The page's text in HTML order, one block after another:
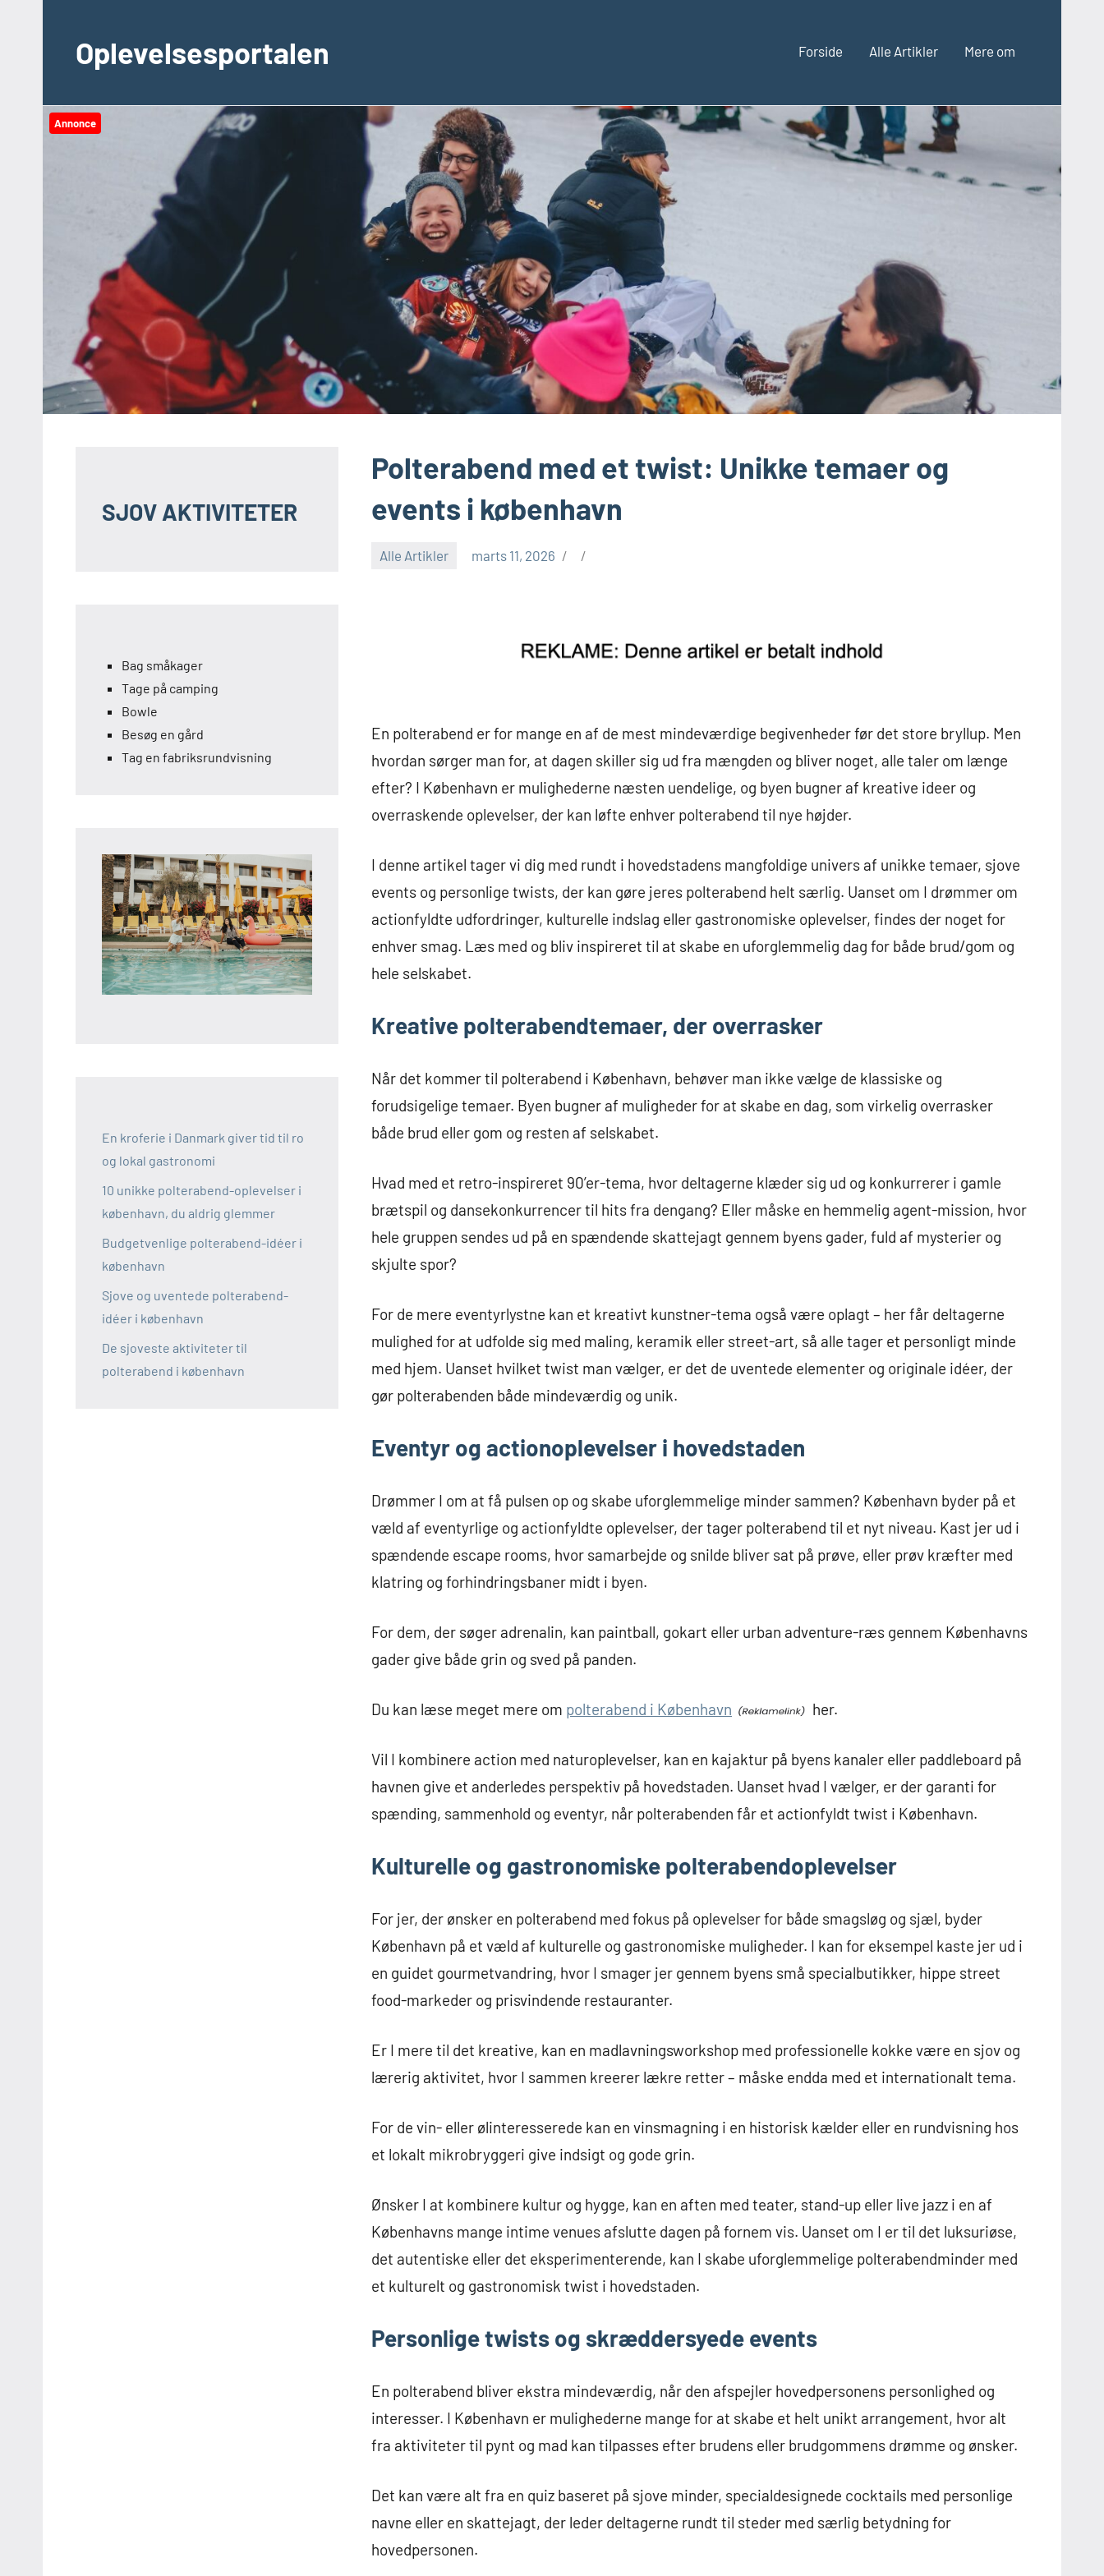
indholdOplevelsesportalen Forside Alle Artikler Mere om
Annonce
Polterabend med et twist: Unikke temaer og
events i københavn
Alle Artikler marts 11, 2026
En polterabend er for mange en af de mest mindeværdige begivenheder før det store bryllup. Men
hvordan sørger man for, at dagen skiller sig ud fra mængden og bliver noget, alle taler om længe
efter? I København er mulighederne næsten uendelige, og byen bugner af kreative ideer og
overraskende oplevelser, der kan løfte enhver polterabend til nye højder.
I denne artikel tager vi dig med rundt i hovedstadens mangfoldige univers af unikke temaer, sjove
events og personlige twists, der kan gøre jeres polterabend helt særlig. Uanset om I drømmer om
actionfyldte udfordringer, kulturelle indslag eller gastronomiske oplevelser, findes der noget for
enhver smag. Læs med og bliv inspireret til at skabe en uforglemmelig dag for både brud/gom og
hele selskabet.
Kreative polterabendtemaer, der overrasker
Når det kommer til polterabend i København, behøver man ikke vælge de klassiske og
forudsigelige temaer. Byen bugner af muligheder for at skabe en dag, som virkelig overrasker
både brud eller gom og resten af selskabet.
Hvad med et retro-inspireret 90’er-tema, hvor deltagerne klæder sig ud og konkurrerer i gamle
brætspil og dansekonkurrencer til hits fra dengang? Eller måske en hemmelig agent-mission, hvor
hele gruppen sendes ud på en spændende skattejagt gennem byens gader, fuld af mysterier og
skjulte spor?
For de mere eventyrlystne kan et kreativt kunstner-tema også være oplagt – her får deltagerne
mulighed for at udfolde sig med maling, keramik eller street-art, så alle tager et personligt minde
med hjem. Uanset hvilket twist man vælger, er det de uventede elementer og originale idéer, der
gør polterabenden både mindeværdig og unik.
Eventyr og actionoplevelser i hovedstaden
Drømmer I om at få pulsen op og skabe uforglemmelige minder sammen? København byder på et
væld af eventyrlige og actionfyldte oplevelser, der tager polterabend til et nyt niveau. Kast jer ud i
spændende escape rooms, hvor samarbejde og snilde bliver sat på prøve, eller prøv kræfter med
klatring og forhindringsbaner midt i byen.
For dem, der søger adrenalin, kan paintball, gokart eller urban adventure-ræs gennem Københavns
gader give både grin og sved på panden.
Du kan læse meget mere om polterabend i København her.
Vil I kombinere action med naturoplevelser, kan en kajaktur på byens kanaler eller paddleboard på
havnen give et anderledes perspektiv på hovedstaden. Uanset hvad I vælger, er der garanti for
spænding, sammenhold og eventyr, når polterabenden får et actionfyldt twist i København.
Kulturelle og gastronomiske polterabendoplevelser
For jer, der ønsker en polterabend med fokus på oplevelser for både smagsløg og sjæl, byder
København på et væld af kulturelle og gastronomiske muligheder. I kan for eksempel kaste jer ud i
en guidet gourmetvandring, hvor I smager jer gennem byens små specialbutikker, hippe street
food-markeder og prisvindende restauranter.
Er I mere til det kreative, kan en madlavningsworkshop med professionelle kokke være en sjov og
lærerig aktivitet, hvor I sammen kreerer lækre retter – måske endda med et internationalt tema.
For de vin- eller ølinteresserede kan en vinsmagning i en historisk kælder eller en rundvisning hos
et lokalt mikrobryggeri give indsigt og gode grin.
Ønsker I at kombinere kultur og hygge, kan en aften med teater, stand-up eller live jazz i en af
Københavns mange intime venues afslutte dagen på fornem vis. Uanset om I er til det luksuriøse,
det autentiske eller det eksperimenterende, kan I skabe uforglemmelige polterabendminder med
et kulturelt og gastronomisk twist i hovedstaden.
Personlige twists og skræddersyede events
En polterabend bliver ekstra mindeværdig, når den afspejler hovedpersonens personlighed og
interesser. I København er mulighederne mange for at skabe et helt unikt arrangement, hvor alt
fra aktiviteter til pynt og mad kan tilpasses efter brudens eller brudgommens drømme og ønsker.
Det kan være alt fra en quiz baseret på sjove minder, specialdesignede cocktails med personlige
navne eller en skattejagt, der leder deltagerne rundt til steder med særlig betydning for
hovedpersonen.
SJOV AKTIVITETER
Bag småkager
Tage på camping
Bowle
Besøg en gård
Tag en fabriksrundvisning
En kroferie i Danmark giver tid til ro
og lokal gastronomi
10 unikke polterabend-oplevelser i
københavn, du aldrig glemmer
Budgetvenlige polterabend-idéer i
københavn
Sjove og uventede polterabend-
idéer i københavn
De sjoveste aktiviteter til
polterabend i københavn